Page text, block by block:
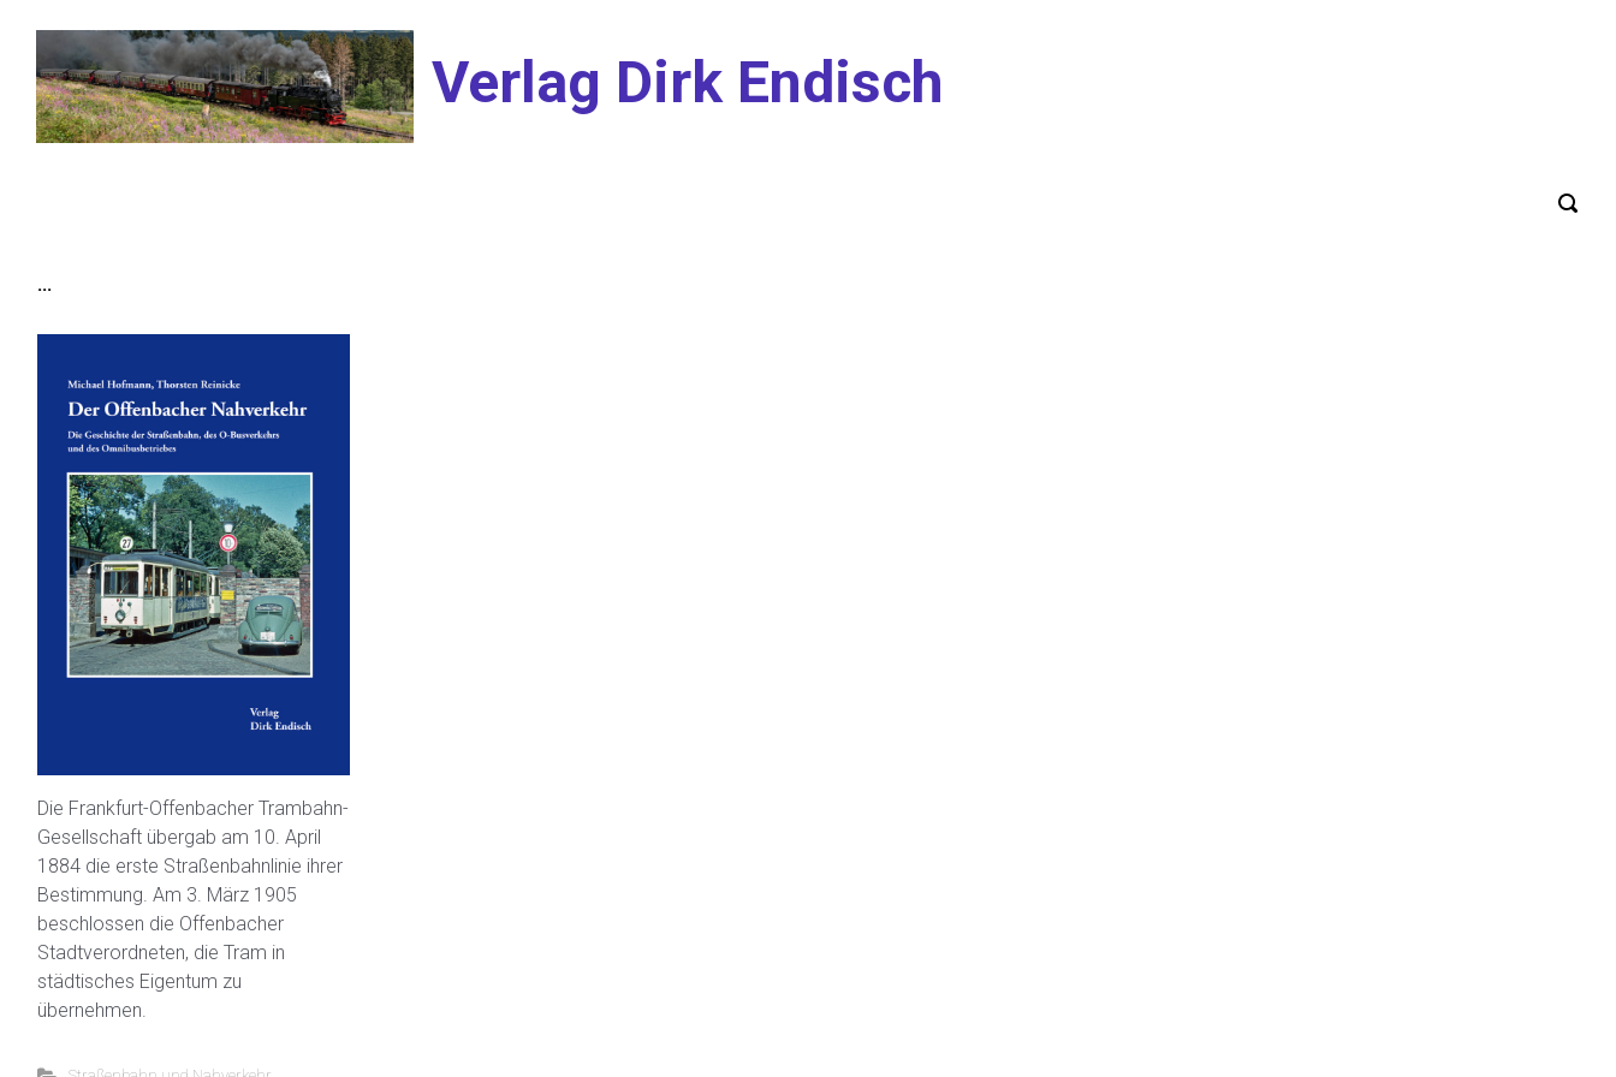
Zum Hauptinhalt springen
Verlag Dirk Endisch
...
Die Frankfurt-Offenbacher Trambahn-
Gesellschaft übergab am 10. April
1884 die erste Straßenbahnlinie ihrer
Bestimmung. Am 3. März 1905
beschlossen die Offenbacher
Stadtverordneten, die Tram in
städtisches Eigentum zu
übernehmen.